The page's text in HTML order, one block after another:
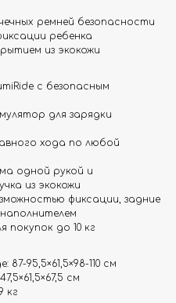
ремней безопасности
ребенка
из экокожи
с безопасным
для зарядки
хода по любой
одной рукой и
из экокожи
фиксации, задние
покупок до 10 кг
95,5×61,5×98-110 см
см
кг